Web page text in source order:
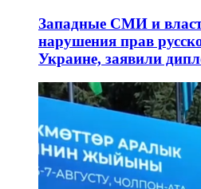
Западные СМИ и
нарушения прав
Украине, заявили